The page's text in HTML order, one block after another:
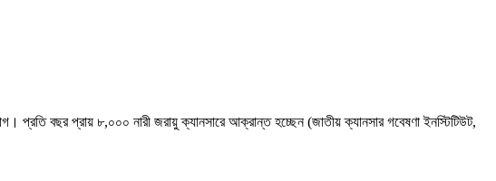
বছর প্রায় ৮,০০০ নারী জরায়ু ক্যানসারে আক্রান্ত হচ্ছেন (জাতীয় ক্যানসার গবেষণা ইনস্টিটিউট,